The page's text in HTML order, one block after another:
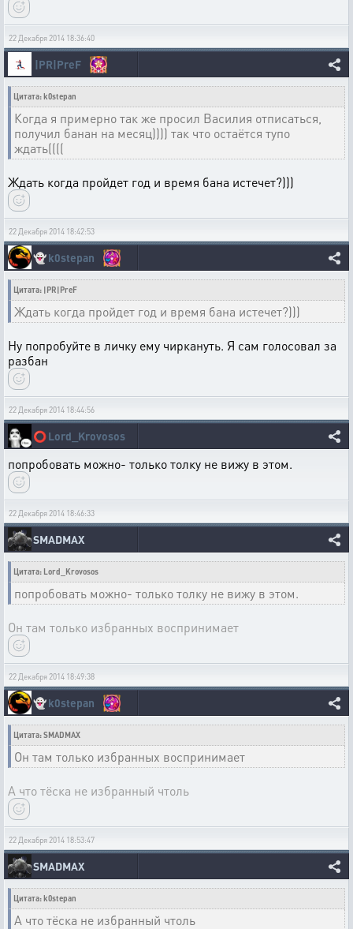
22 Декабря 2014 18:36:40
|PR|PreF
Цитата: k0stepan
Когда я примерно так же просил Василия отписаться,
получил банан на месяц)))) так что остаётся тупо
ждать((((
Ждать когда пройдет год и время бана истечет?)))
22 Декабря 2014 18:42:53
👻k0stepan
Цитата: |PR|PreF
Ждать когда пройдет год и время бана истечет?)))
Ну попробуйте в личку ему чиркануть. Я сам голосовал за
разбан
22 Декабря 2014 18:44:56
⭕Lord_Krovosos
попробовать можно- только толку не вижу в этом.
22 Декабря 2014 18:46:33
SMADMAX
Цитата: Lord_Krovosos
попробовать можно- только толку не вижу в этом.
Он там только избранных воспринимает
22 Декабря 2014 18:49:38
👻k0stepan
Цитата: SMADMAX
Он там только избранных воспринимает
А что тёска не избранный чтоль
22 Декабря 2014 18:53:47
SMADMAX
Цитата: k0stepan
А что тёска не избранный чтоль